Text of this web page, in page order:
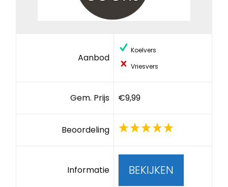
Aanbod
Koelvers
Vriesvers
Gem. Prijs €9,99
Beoordeling
Informatie BEKIJKEN